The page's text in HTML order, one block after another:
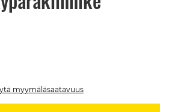
myymäläsaatavuus